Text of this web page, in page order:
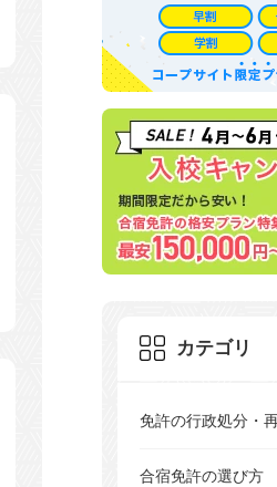
カテゴリ
免許の行政処分・
合宿免許の選び方